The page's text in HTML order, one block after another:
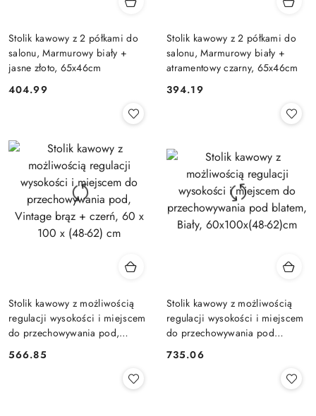
Stolik kawowy z 2 półkami do
salonu, Marmurowy biały +
jasne złoto, 65x46cm
Cena:
404.99
Stolik kawowy z 2 półkami do
salonu, Marmurowy biały +
atramentowy czarny, 65x46cm
Cena:
394.19
Stolik kawowy z możliwością
regulacji wysokości i miejscem
do przechowywania pod,
x (48-62) cm
Cena:
566.85
Stolik kawowy z możliwością
regulacji wysokości i miejscem
do przechowywania pod
62)cm
Cena:
735.06